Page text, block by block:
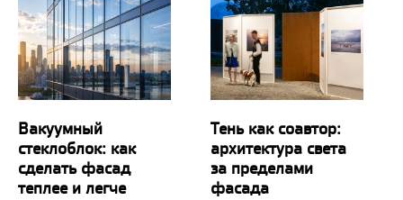
Вакуумный
стеклоблок: как
сделать фасад
теплее и легче
Тень как соавтор:
архитектура света
за пределами
фасада